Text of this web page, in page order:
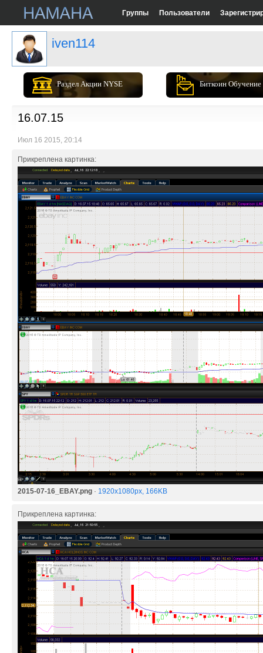
Группы Пользователи
iven114
Раздел Акции NYSE Биткоин Обучение
16.07.15
Июл 16 2015, 20:14
Прикреплена картинка:
2015-07-16_EBAY.png · 1920x1080px, 166KB
Прикреплена картинка: